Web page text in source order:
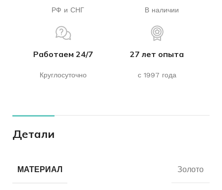
РФ и СНГ В наличии
Работаем 24/7
Круглосуточно
27 лет опыта
с 1997 года
Детали
МАТЕРИАЛ Золото